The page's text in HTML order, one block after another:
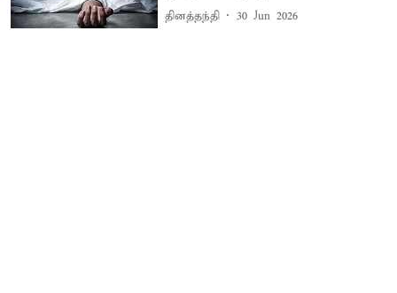
தினத்தந்தி 30 Jun 2026